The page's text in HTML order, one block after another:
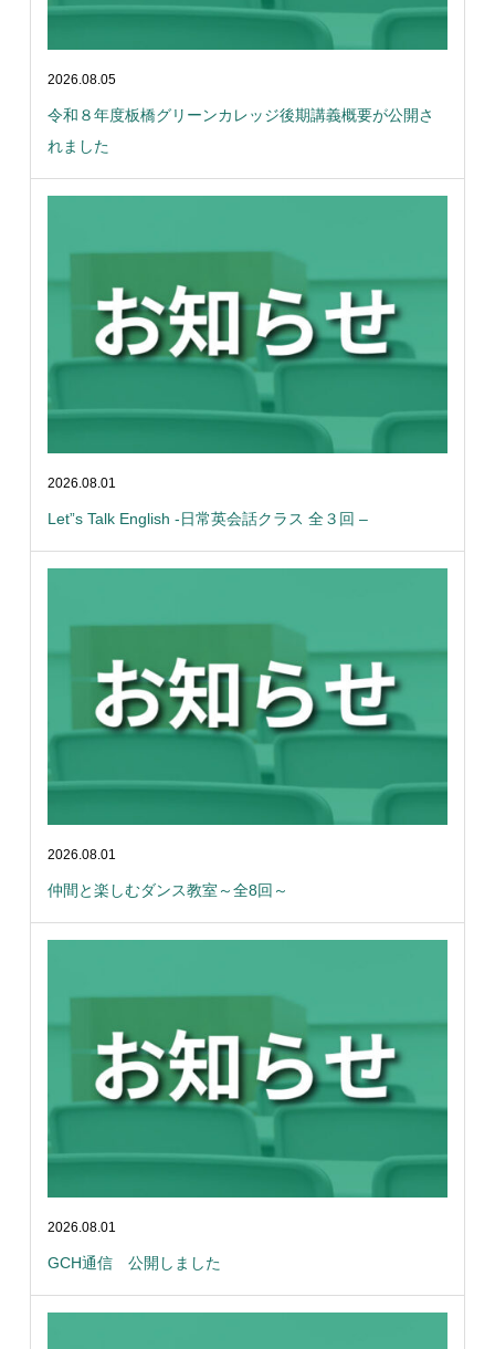
2026.08.05
令和８年度板橋グリーンカレッジ後期講義概要が公開さ
れました
2026.08.01
Let”s Talk English -日常英会話クラス 全３回 –
2026.08.01
仲間と楽しむダンス教室～全8回～
2026.08.01
GCH通信 公開しました